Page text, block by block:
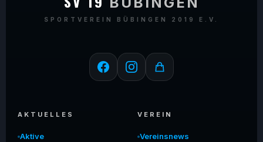
SPORTVEREIN BÜBINGEN 2019 E.V.
AKTUELLES
Aktive
VEREIN
Vereinsnews